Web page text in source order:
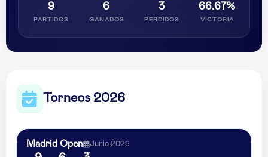
9
PARTIDOS
6
GANADOS
3
PERDIDOS
66.67%
VICTORIA
Torneos 2026
Madrid Open Junio 2026